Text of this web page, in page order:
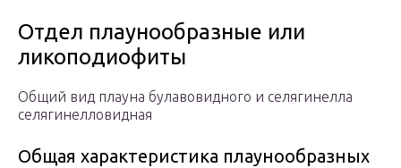
Отдел плаунообразные или
ликоподиофиты
Общий вид плауна булавовидного и селягинелла
селягинелловидная
Общая характеристика плаунообразных